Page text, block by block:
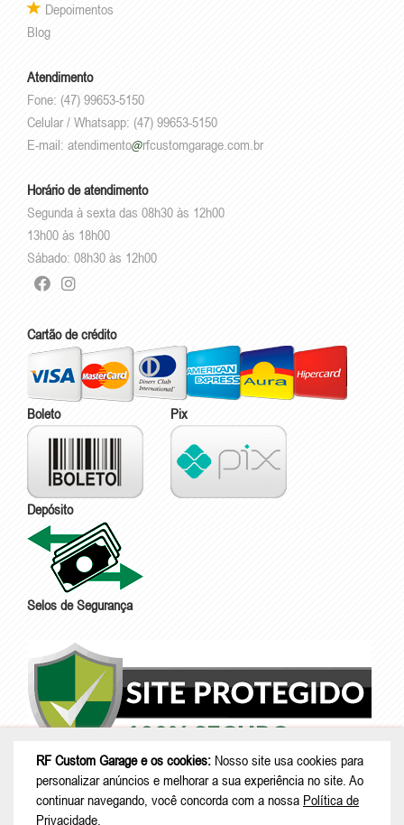
Depoimentos
Blog
Atendimento
Fone: (47) 99653-5150
Celular / Whatsapp: (47) 99653-5150
E-mail: atendimento rfcustomgarage.com.br
Horário de atendimento
Segunda à sexta das 08h30 às 12h00
13h00 às 18h00
Sábado: 08h30 às 12h00
Cartão de crédito
Boleto Pix
Depósito
Selos de Segurança
RF Custom Garage e os cookies: Nosso site usa cookies para
personalizar anúncios e melhorar a sua experiência no site. Ao
continuar navegando, você concorda com a nossa Política de
Privacidade